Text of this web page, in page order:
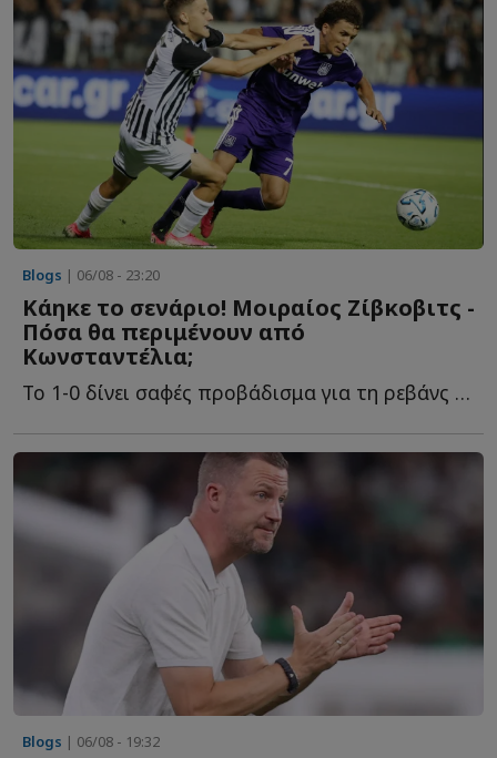
Blogs | 06/08 - 23:20
Κάηκε το σενάριο! Μοιραίος Ζίβκοβιτς -
Πόσα θα περιμένουν από
Κωνσταντέλια;
Το 1-0 δίνει σαφές προβάδισμα για τη ρεβάνς των Βρυξελλών. Ό...
Blogs | 06/08 - 19:32